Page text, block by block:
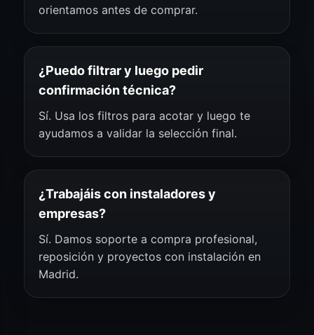
orientamos antes de comprar.
¿Puedo filtrar y luego pedir
confirmación técnica?
Sí. Usa los filtros para acotar y luego te
ayudamos a validar la selección final.
¿Trabajáis con instaladores y
empresas?
Sí. Damos soporte a compra profesional,
reposición y proyectos con instalación en
Madrid.